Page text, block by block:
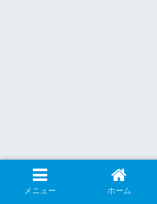
メニュー ホーム